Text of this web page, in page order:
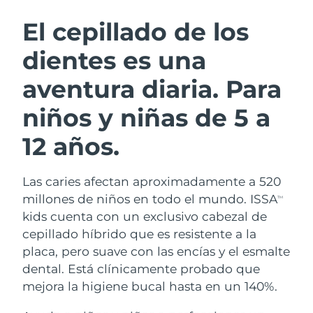
El cepillado de los
dientes es una
aventura diaria. Para
niños y niñas de 5 a
12 años.
Las caries afectan aproximadamente a 520
millones de niños en todo el mundo. ISSATM
kids cuenta con un exclusivo cabezal de
cepillado híbrido que es resistente a la
placa, pero suave con las encías y el esmalte
dental. Está clínicamente probado que
mejora la higiene bucal hasta en un 140%.
Limpieza facial
LUNA™ 4 pack
Anti-aging massage
LUNA™ 4 Plus
Massage, LED heating
LUNA™ 4 Men
For men, anti-aging massage
Lifting facial
BEAR™ 2 pack
Microcurrent toning
BEAR™ 2 go
Microcurrent toning on-the-go
BEAR™ 2 eyes & lips
Microcurrent line smoothing device
UFO™ 3 pack
Deep facial hydration
UFO™ 3 LED
Near-infrared and red light therapy
device
issa™ 4
Hybrid silicone sonic toothbrush
issa™ 4 plus
Smart hybrid silicone sonic toothbrush
TRATAMIENTO ANTIEDAD FAQ™
Antiedad Tratamientos LED
NEW
Austria Entrega prevista
Baréin Entrega prevista
Bélgica Entrega prevista8/11/26
Bermudas Entrega prevista8/17/26
Bosnia y Herzegovina
Brunéi Entrega prevista 8/16/26
Bulgaria Entrega prevista8/11/26
Canadá Entrega prevista8/15/26
Chile Entrega prevista8/15/26